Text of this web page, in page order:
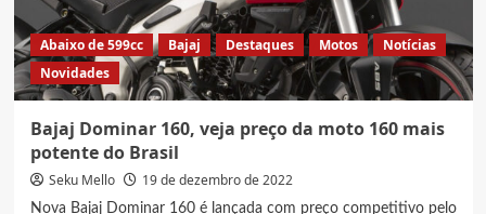
Abaixo de 599cc Bajaj Destaques Motos
Notícias
Novidades
Bajaj Dominar 160, veja preço da moto 160 mais
potente do Brasil
Seku Mello 19 de dezembro de 2022
Nova Bajaj Dominar 160 é lançada com preço competitivo pelo